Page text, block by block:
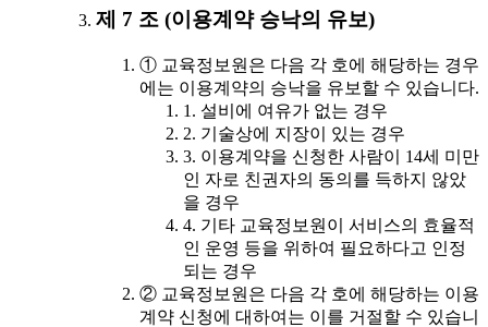
제 7 조 (이용계약 승낙의 유보)
① 교육정보원은 다음 각 호에 해당하는 경우
에는 이용계약의 승낙을 유보할 수 있습니다.
1. 설비에 여유가 없는 경우
2. 기술상에 지장이 있는 경우
3. 이용계약을 신청한 사람이 14세 미만
인 자로 친권자의 동의를 득하지 않았
을 경우
4. 기타 교육정보원이 서비스의 효율적
인 운영 등을 위하여 필요하다고 인정
되는 경우
② 교육정보원은 다음 각 호에 해당하는 이용
계약 신청에 대하여는 이를 거절할 수 있습니